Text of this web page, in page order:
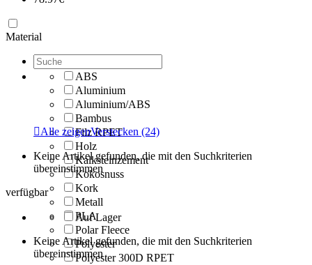
Material
ABS
Aluminium
Aluminium/ABS
Bambus
Filz RPET
Holz
Kalksteinzement
Kokosnuss
Kork
Metall
PLA
Polar Fleece
Polyester
Polyester 300D RPET
Alle zeigenVerstecken (24)
Keine Artikel gefunden, die mit den Suchkriterien
übereinstimmen
verfügbar
Auf Lager
Keine Artikel gefunden, die mit den Suchkriterien
übereinstimmen